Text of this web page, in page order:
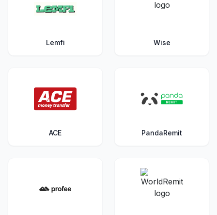
Lemfi Wise
ACE PandaRemit